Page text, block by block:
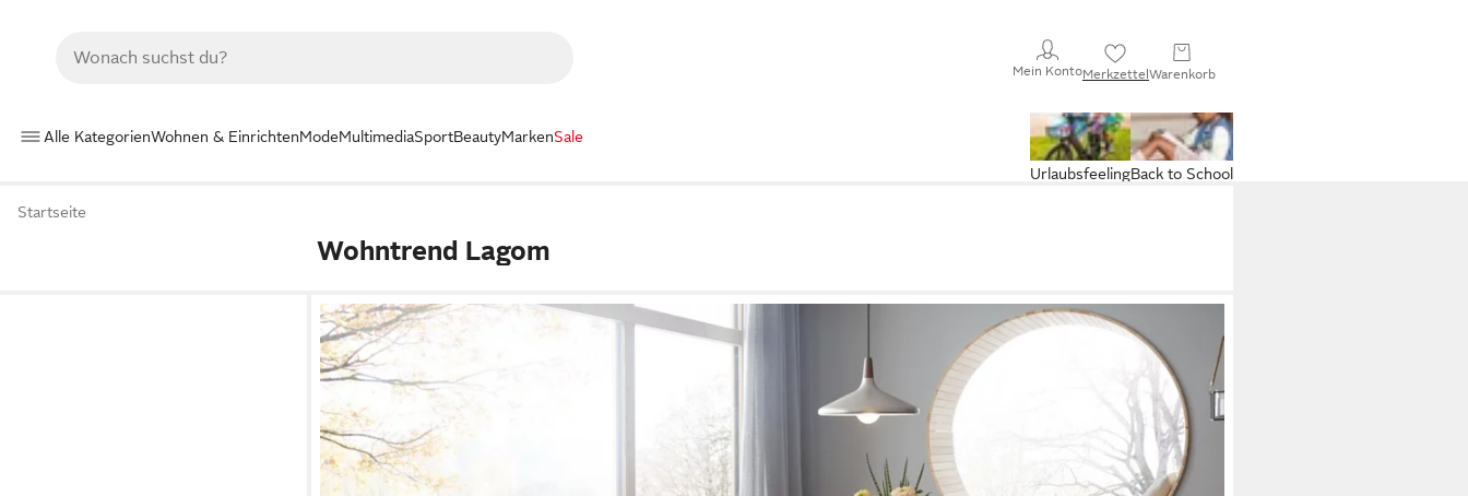
Mein KontoMerkzettelWarenkorb
Alle KategorienWohnen & EinrichtenModeMultimediaSportBeautyMarkenSale
Back to School
Urlaubsfeeling
Startseite
Wohntrend Lagom